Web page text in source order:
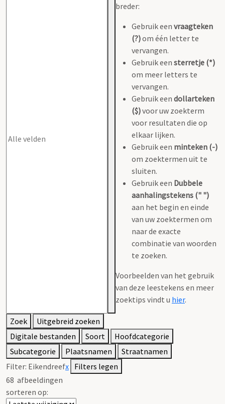
breder:
Gebruik een vraagteken
(?)om één letter te
vervangen.
Gebruik een sterretje (*)
om meer letters te
vervangen.
Gebruik een dollarteken
($)voor uw zoekterm
voor resultaten die op
elkaar lijken.
Gebruik een minteken (-)
om zoektermen uit te
sluiten.
Gebruik een Dubbele
aanhalingstekens (" ")
aan het begin en einde
van uw zoektermen om
naar de exacte
combinatie van woorden
te zoeken.
Voorbeelden van het gebruik
van deze leestekens en meer
zoektips vindt u hier.
Zoek
Uitgebreid zoeken
Digitale bestanden
Soort
Hoofdcategorie
Subcategorie
Plaatsnamen
Straatnamen
Filter: Eikendreefx Filters legen
68 afbeeldingen
sorteren op: